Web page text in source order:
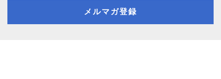
メルマガ登録